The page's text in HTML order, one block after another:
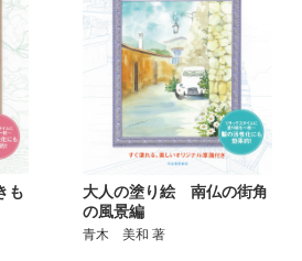
も
大人の塗り絵 南仏の街角
の風景編
青木 美和 著